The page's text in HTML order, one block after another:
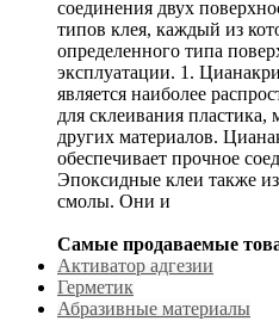
соединения двух
типов клея, каждый из
определенного типа
эксплуатации. 1.
является наиболее
для склеивания
других материалов.
обеспечивает прочное
Эпоксидные клеи также
смолы. Они и
Самые продаваемые
Активатор адгезии
Герметик
Абразивные материалы